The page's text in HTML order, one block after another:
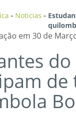
- Noticias -
em 30 de